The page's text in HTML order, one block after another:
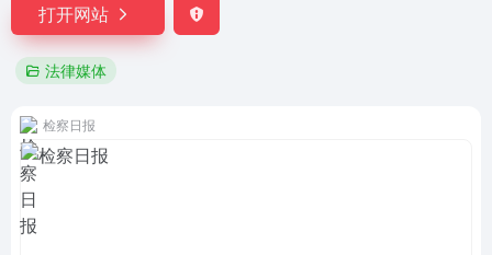
打开网站
法律媒体
检察日报